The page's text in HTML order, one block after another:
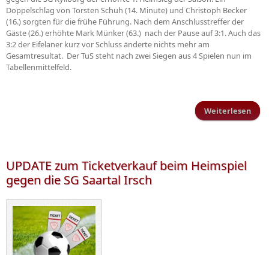
Doppelschlag von Torsten Schuh (14. Minute) und Christoph Becker
(16.) sorgten für die frühe Führung. Nach dem Anschlusstreffer der
Gäste (26.) erhöhte Mark Münker (63.) nach der Pause auf 3:1. Auch das
3:2 der Eifelaner kurz vor Schluss änderte nichts mehr am
Gesamtresultat. Der TuS steht nach zwei Siegen aus 4 Spielen nun im
Tabellenmittelfeld.
Weiterlesen
UPDATE zum Ticketverkauf beim Heimspiel
gegen die SG Saartal Irsch